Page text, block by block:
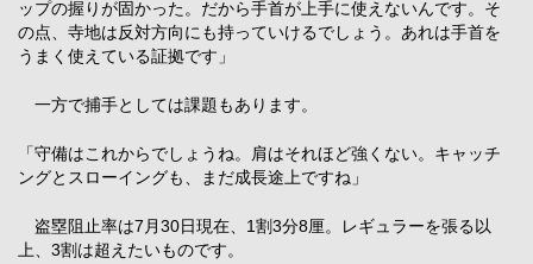
ップの握りが固かった。だから手首が上手に使えないんです。そ
の点、寺地は反対方向にも持っていけるでしょう。あれは手首を
うまく使えている証拠です」
一方で捕手としては課題もあります。
「守備はこれからでしょうね。肩はそれほど強くない。キャッチ
ングとスローイングも、まだ成長途上ですね」
盗塁阻止率は7月30日現在、1割3分8厘。レギュラーを張る以
上、3割は超えたいものです。